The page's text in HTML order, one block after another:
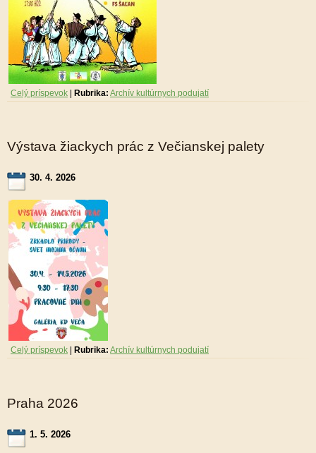
Celý príspevok Rubrika: Archív kultúrnych podujatí
Výstava žiackych prác z Večianskej palety
30. 4. 2026
Celý príspevok Rubrika: Archív kultúrnych podujatí
Praha 2026
1. 5. 2026